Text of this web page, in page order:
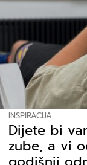
INSPIRACIJA
Dijete bi
zube, a vi